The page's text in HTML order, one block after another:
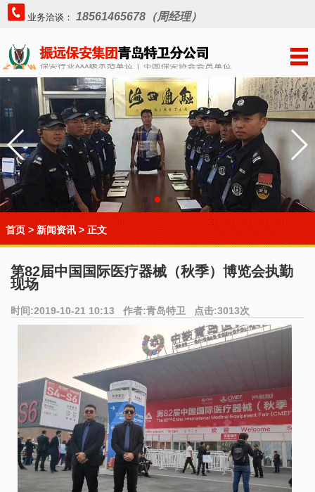
业务洽谈： 18561465678（周经理）
首页>新闻资讯> 正文
第82届中国国际医疗器械（秋季）博览会执勤
现场
时间:2019-10-21 10:13 作者:青岛特卫 点击:3013次